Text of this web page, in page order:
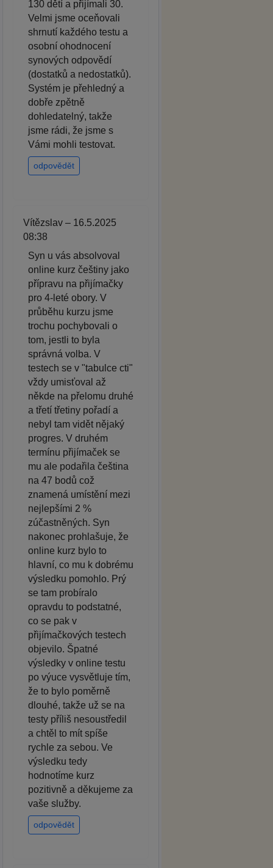
130 dětí a přijímali 30.
Velmi jsme oceňovali
shrnutí každého testu a
osobní ohodnocení
synových odpovědí
(dostatků a nedostatků).
Systém je přehledný a
dobře zpětně
dohledatelný, takže
jsme rádi, že jsme s
Vámi mohli testovat.
odpovědět
Vítězslav – 16.5.2025
08:38
Syn u vás absolvoval
online kurz češtiny jako
přípravu na přijímačky
pro 4-leté obory. V
průběhu kurzu jsme
trochu pochybovali o
tom, jestli to byla
správná volba. V
testech se v "tabulce cti"
vždy umisťoval až
někde na přelomu druhé
a třetí třetiny pořadí a
nebyl tam vidět nějaký
progres. V druhém
termínu přijímaček se
mu ale podařila čeština
na 47 bodů což
znamená umístění mezi
nejlepšími 2 %
zúčastněných. Syn
nakonec prohlašuje, že
online kurz bylo to
hlavní, co mu k dobrému
výsledku pomohlo. Prý
se tam probíralo
opravdu to podstatné,
co se pak v
přijímačkových testech
objevilo. Špatné
výsledky v online testu
po výuce vysvětluje tím,
že to bylo poměrně
dlouhé, takže už se na
testy příliš nesoustředil
a chtěl to mít spíše
rychle za sebou. Ve
výsledku tedy
hodnotíme kurz
pozitivně a děkujeme za
vaše služby.
odpovědět